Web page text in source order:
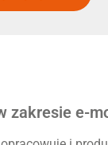
zakresie e-